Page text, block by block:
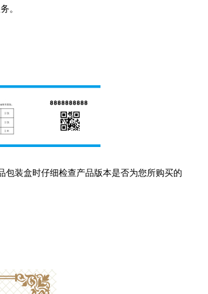
。
装盒时仔细检查产品版本是否为您所购买的